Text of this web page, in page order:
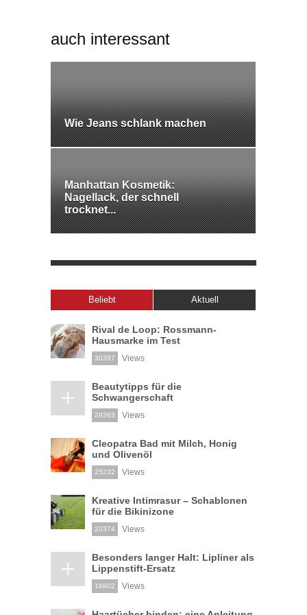
auch interessant
Wie Jeans schlank machen
Manhattan Kosmetik:
Nagellack, der schnell
trocknet...
Beliebt Aktuell
Rival de Loop: Rossmann-
Hausmarke im Test
30397 Views
Beautytipps für die
Schwangerschaft
29363 Views
Cleopatra Bad mit Milch, Honig
und Olivenöl
25232 Views
Kreative Intimrasur – Schablonen
für die Bikinizone
20374 Views
Besonders langer Halt: Lipliner als
Lippenstift-Ersatz
18802 Views